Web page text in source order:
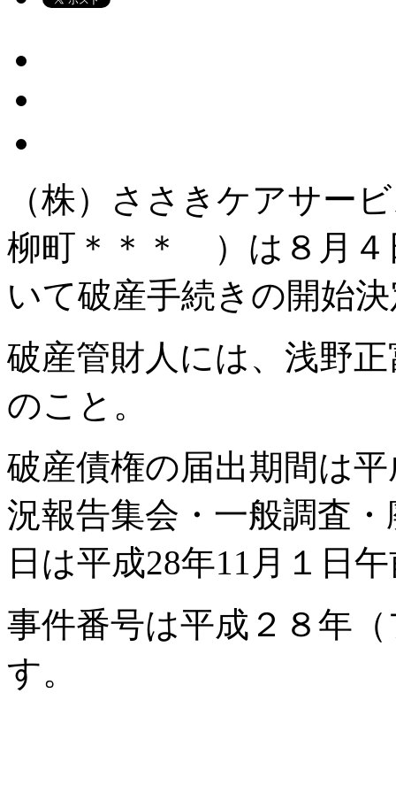
（株）ささきケアサー
柳町＊＊＊ ）は８月４
いて破産手続きの開始
破産管財人には、浅野
のこと。
破産債権の届出期間は
況報告集会・一般調査
日は平成28年11月１日
事件番号は平成２８年
す。